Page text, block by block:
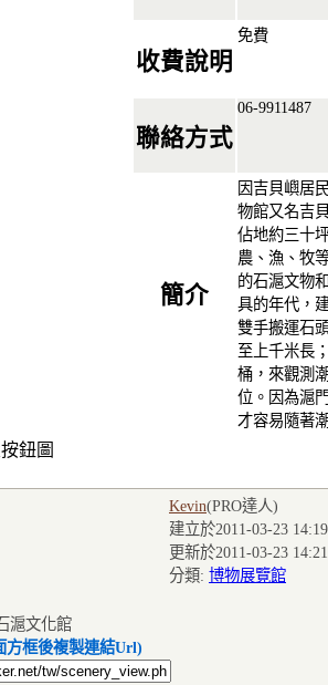
收費說明
免費
聯絡方式
06-9911487
簡介
因吉貝嶼居
物館又名吉
佔地約三十
農、漁、牧
的石滬文物
具的年代，
雙手搬運石
至上千米長
桶，來觀測
位。因為滬
才容易隨著
Kevin(PRO達人)
建立於2011-03-23
更新於2011-03-23
分類: 博物展覽館
滬文化館
方框後複製連結Url)